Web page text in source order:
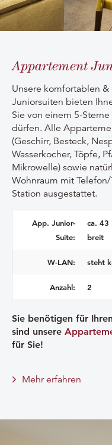
Appartement
Unsere komfortablen
Juniorsuiten bieten
Sie von einem 5-
dürfen. Alle
(Geschirr, Besteck,
Wasserkocher, Töpfe,
Mikrowelle) sowie
Wohnraum mit
Station ausgestattet.
App. Junior-
Suite:
ca. 43
breit
W-LAN: steht
Anzahl: 2
Sie benötigen für
sind unsere
für Sie!
Mehr erfahren